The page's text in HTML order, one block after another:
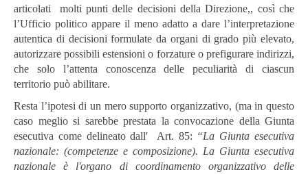
articolati molti punti delle decisioni della Direzione,, così che
l’Ufficio politico appare il meno adatto a dare l’interpretazione
autentica di decisioni formulate da organi di grado più elevato,
autorizzare possibili estensioni o forzature o prefigurare indirizzi,
che solo l’attenta conoscenza delle peculiarità di ciascun
territorio può abilitare.
Resta l’ipotesi di un mero supporto organizzativo, (ma in questo
caso meglio si sarebbe prestata la convocazione della Giunta
esecutiva come delineato dall' Art. 85: “La Giunta esecutiva
nazionale: (competenze e composizione). La Giunta esecutiva
nazionale è l'organo di coordinamento organizzativo delle